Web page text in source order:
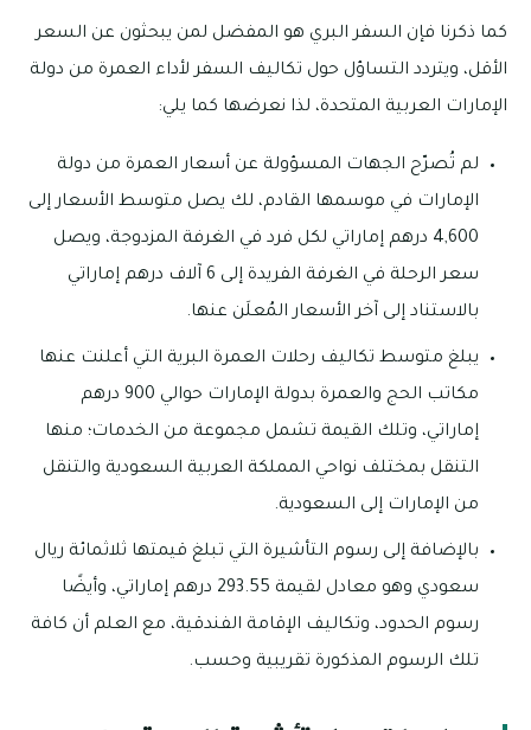
كما ذكرنا فإن السفر البري هو المفضل لمن يبحثون عن السعر
الأقل، ويتردد التساؤل حول تكاليف السفر لأداء العمرة من دولة
الإمارات العربية المتحدة، لذا نعرضها كما يلي:
لم تُصرّح الجهات المسؤولة عن أسعار العمرة من دولة
الإمارات في موسمها القادم، لك يصل متوسط الأسعار إلى
4,600 درهم إماراتي لكل فرد في الغرفة المزدوجة، ويصل
سعر الرحلة في الغرفة الفريدة إلى 6 آلاف درهم إماراتي
بالاستناد إلى آخر الأسعار المُعلَن عنها.
يبلغ متوسط تكاليف رحلات العمرة البرية التي أعلنت عنها
مكاتب الحج والعمرة بدولة الإمارات حوالي 900 درهم
إماراتي، وتلك القيمة تشمل مجموعة من الخدمات؛ منها
التنقل بمختلف نواحي المملكة العربية السعودية والتنقل
من الإمارات إلى السعودية.
بالإضافة إلى رسوم التأشيرة التي تبلغ قيمتها ثلاثمائة ريال
سعودي وهو معادل لقيمة 293.55 درهم إماراتي، وأيضًا
رسوم الحدود، وتكاليف الإقامة الفندقية، مع العلم أن كافة
تلك الرسوم المذكورة تقريبية وحسب.